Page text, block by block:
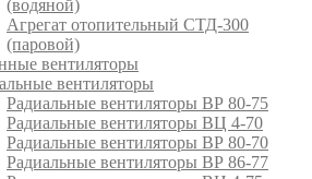
(водяной)
Агрегат отопительный СТД-300
(паровой)
вентиляторы
вентиляторы
Радиальные вентиляторы ВР 80-75
Радиальные вентиляторы ВЦ 4-70
Радиальные вентиляторы ВР 80-70
Радиальные вентиляторы ВР 86-77